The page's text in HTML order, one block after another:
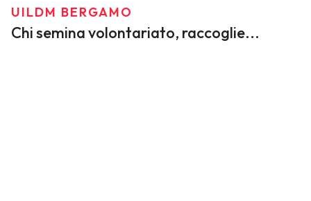
UILDM BERGAMO
Chi semina volontariato, raccoglie...